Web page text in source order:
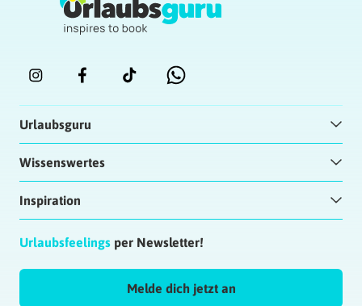
Urlaubsguru
Wissenswertes
Inspiration
Urlaubsfeelings per Newsletter!
Melde dich jetzt an